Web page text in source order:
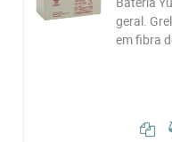
geral.
em fibra